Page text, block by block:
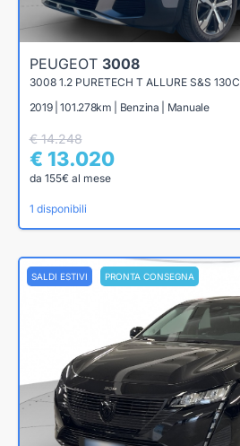
PEUGEOT 3008
3008 1.2 PURETECH T ALLURE S&S
2019 | 101.278km | Benzina | Manuale
€ 14.248
€ 13.020
da 155€ al mese
1 disponibili
SALDI ESTIVI PRONTA CONSEGNA